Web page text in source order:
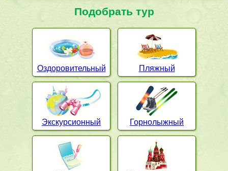
Подобрать тур
Оздоровительный Пляжный
Экскурсионный Горнолыжный